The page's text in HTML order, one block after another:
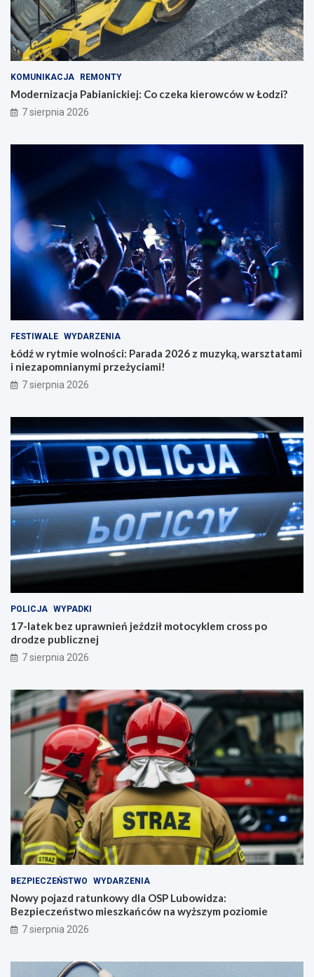
KOMUNIKACJA REMONTY
Modernizacja Pabianickiej: Co czeka kierowców w Łodzi?
7 sierpnia 2026
FESTIWALE WYDARZENIA
Łódź w rytmie wolności: Parada 2026 z muzyką, warsztatami
i niezapomnianymi przeżyciami!
7 sierpnia 2026
POLICJA WYPADKI
17-latek bez uprawnień jeździł motocyklem cross po
drodze publicznej
7 sierpnia 2026
BEZPIECZEŃSTWO WYDARZENIA
Nowy pojazd ratunkowy dla OSP Lubowidza:
Bezpieczeństwo mieszkańców na wyższym poziomie
7 sierpnia 2026